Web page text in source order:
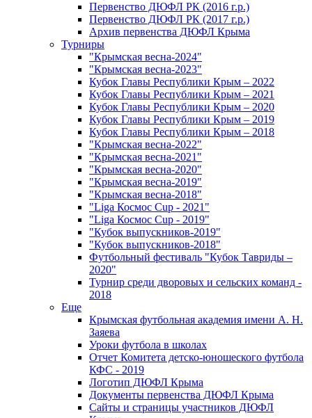
Первенство ДЮФЛ РК (2016 г.р.)
Первенство ДЮФЛ РК (2017 г.р.)
Архив первенства ДЮФЛ Крыма
Турниры
"Крымская весна-2024"
"Крымская весна-2023"
Кубок Главы Республики Крым – 2022
Кубок Главы Республики Крым – 2021
Кубок Главы Республики Крым – 2020
Кубок Главы Республики Крым – 2019
Кубок Главы Республики Крым – 2018
"Крымская весна-2022"
"Крымская весна-2021"
"Крымская весна-2020"
"Крымская весна-2019"
"Крымская весна-2018"
"Liga Космос Cup - 2021"
"Liga Космос Cup - 2019"
"Кубок выпускников-2019"
"Кубок выпускников-2018"
Футбольный фестиваль "Кубок Тавриды –
2020"
Турнир среди дворовых и сельских команд -
2018
Еще
Крымская футбольная академия имени А. Н.
Заяева
Уроки футбола в школах
Отчет Комитета детско-юношеского футбола
КФС - 2019
Логотип ДЮФЛ Крыма
Документы первенства ДЮФЛ Крыма
Сайты и страницы участников ДЮФЛ